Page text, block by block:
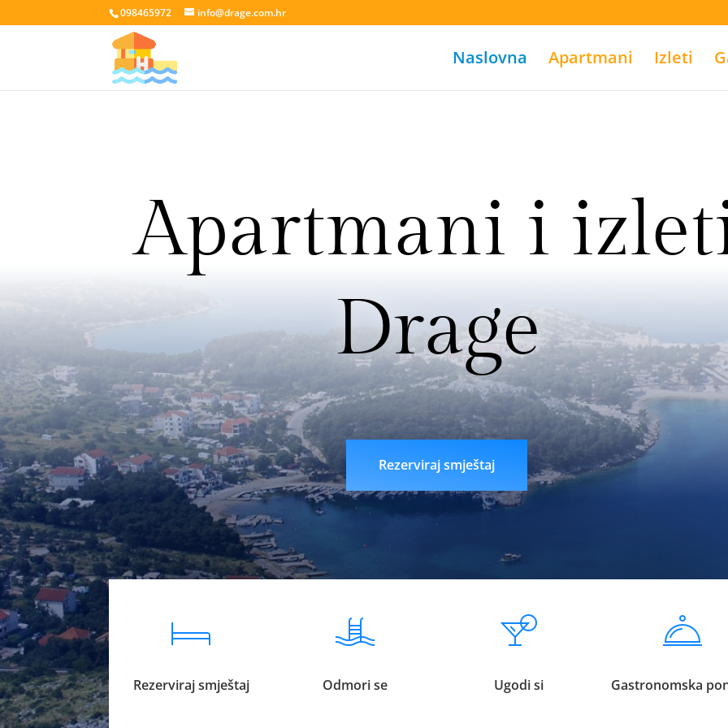
098465972 info@drage.com.hr
Naslovna Apartmani Izleti
Apartmani i
Drage
livesport88 login liveklik77 login indobet login link indobet
Rezerviraj smještaj
Rezerviraj smještaj Odmori se Ugodi si Gastronomska